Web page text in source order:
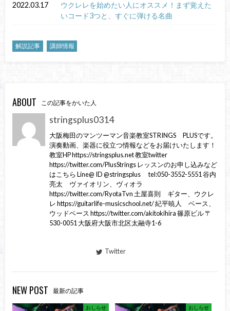
2022.03.17
ウクレレを始めたい人にオススメ！まず覚えた
いコード3つと、すぐに弾ける名曲
解説記事 講師情報
ABOUT この記事をかいた人
stringsplus0314
大阪梅田のマンツーマン音楽教室STRINGS PLUSです。
演奏動画、楽器に役立つ情報などをお届けいたします！
教室HP https://stringsplus.net 教室twitter
https://twitter.com/PlusStrings レッスンのお申し込みなど
はこちら Line@ ID @stringsplus tel:050-3552-5551 谷内
亮太 ヴァイオリン、ヴィオラ
https://twitter.com/RyotaTvn 土屋喜則 ギター、ウクレ
レ https://guitarlife-musicschool.net/ 紀平暁人 ベース、
ウッドベース https://twitter.com/akitokihira 篠原ビル 〒
530-0051 大阪府大阪市北区太融寺1-6
Twitter
NEW POST 最新の記事
おしらせ おしらせ